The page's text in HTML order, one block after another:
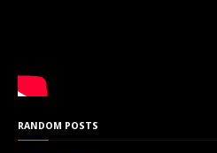
RANDOM POSTS